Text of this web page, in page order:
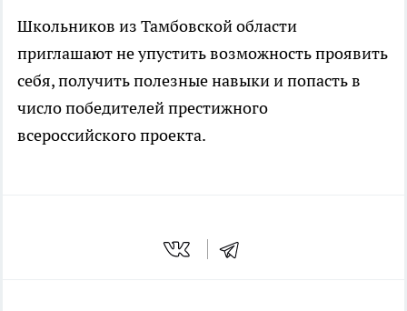
Школьников из Тамбовской области
приглашают не упустить возможность проявить
себя, получить полезные навыки и попасть в
число победителей престижного
всероссийского проекта.